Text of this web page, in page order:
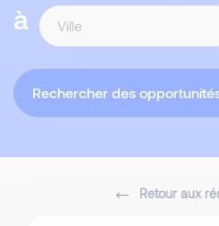
à
Rechercher des
Retour aux